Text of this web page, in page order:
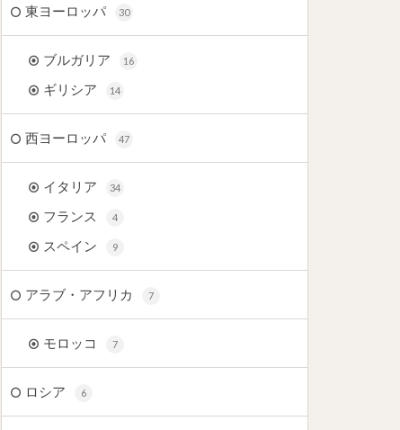
東ヨーロッパ 30
ブルガリア 16
ギリシア 14
西ヨーロッパ 47
イタリア 34
フランス 4
スペイン 9
アラブ・アフリカ 7
モロッコ 7
ロシア 6